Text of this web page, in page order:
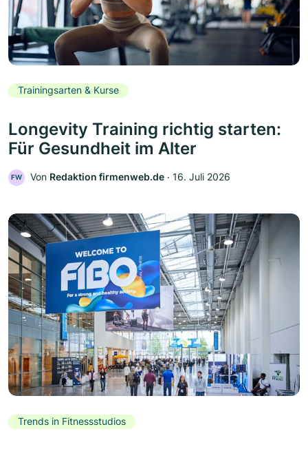
Trainingsarten & Kurse
Longevity Training richtig starten:
Für Gesundheit im Alter
FW Von Redaktion firmenweb.de ‧ 16. Juli 2026
Trends in Fitnessstudios